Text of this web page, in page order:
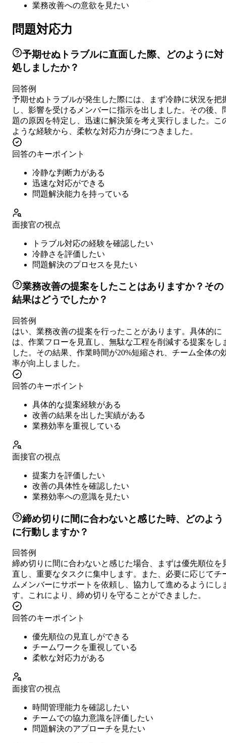
業務改善への意欲を見たい
問題対応力
予期せぬトラブルに直面した際、どのように対
処しましたか？
回答例
予期せぬトラブルが発生した際には、まず冷静に状況を把
し、影響を受けるメンバーに指示を出しました。その後、
題の原因を特定し、迅速に解決策を考え実行しました。こ
ような経験から、柔軟な対応力が身につきました。
回答のキーポイント
冷静な判断力がある
迅速な対応ができる
問題解決能力を持っている
面接官の視点
トラブル対応の経験を確認したい
冷静さを評価したい
問題解決のプロセスを見たい
業務改善の提案をしたことはありますか？その
結果はどうでしたか？
回答例
はい、業務改善の提案を行ったことがあります。具体的に
は、作業フローを見直し、無駄な工程を削減する提案をし
した。その結果、作業時間が20%短縮され、チーム全体の
率が向上しました。
回答のキーポイント
具体的な提案経験がある
改善の結果を出した実績がある
業務効率を重視している
面接官の視点
提案力を評価したい
改善の具体性を確認したい
業務効率への意識を見たい
締め切りに間に合わないと感じた時、どのよう
に行動しますか？
回答例
締め切りに間に合わないと感じた場合、まずは優先順位を
直し、重要なタスクに集中します。また、必要に応じてチ
ムメンバーにサポートを依頼し、協力して進めるようにし
す。これにより、締め切りを守ることができました。
回答のキーポイント
優先順位の見直しができる
チームワークを重視している
柔軟な対応力がある
面接官の視点
時間管理能力を確認したい
チームでの協力意識を評価したい
問題解決のアプローチを見たい